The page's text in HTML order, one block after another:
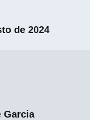
de 2024
Garcia